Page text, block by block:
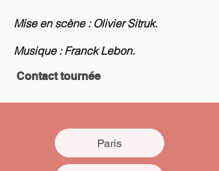
Mise en scène : Olivier Sitruk.
Musique : Franck Lebon.
Contact tournée
Paris